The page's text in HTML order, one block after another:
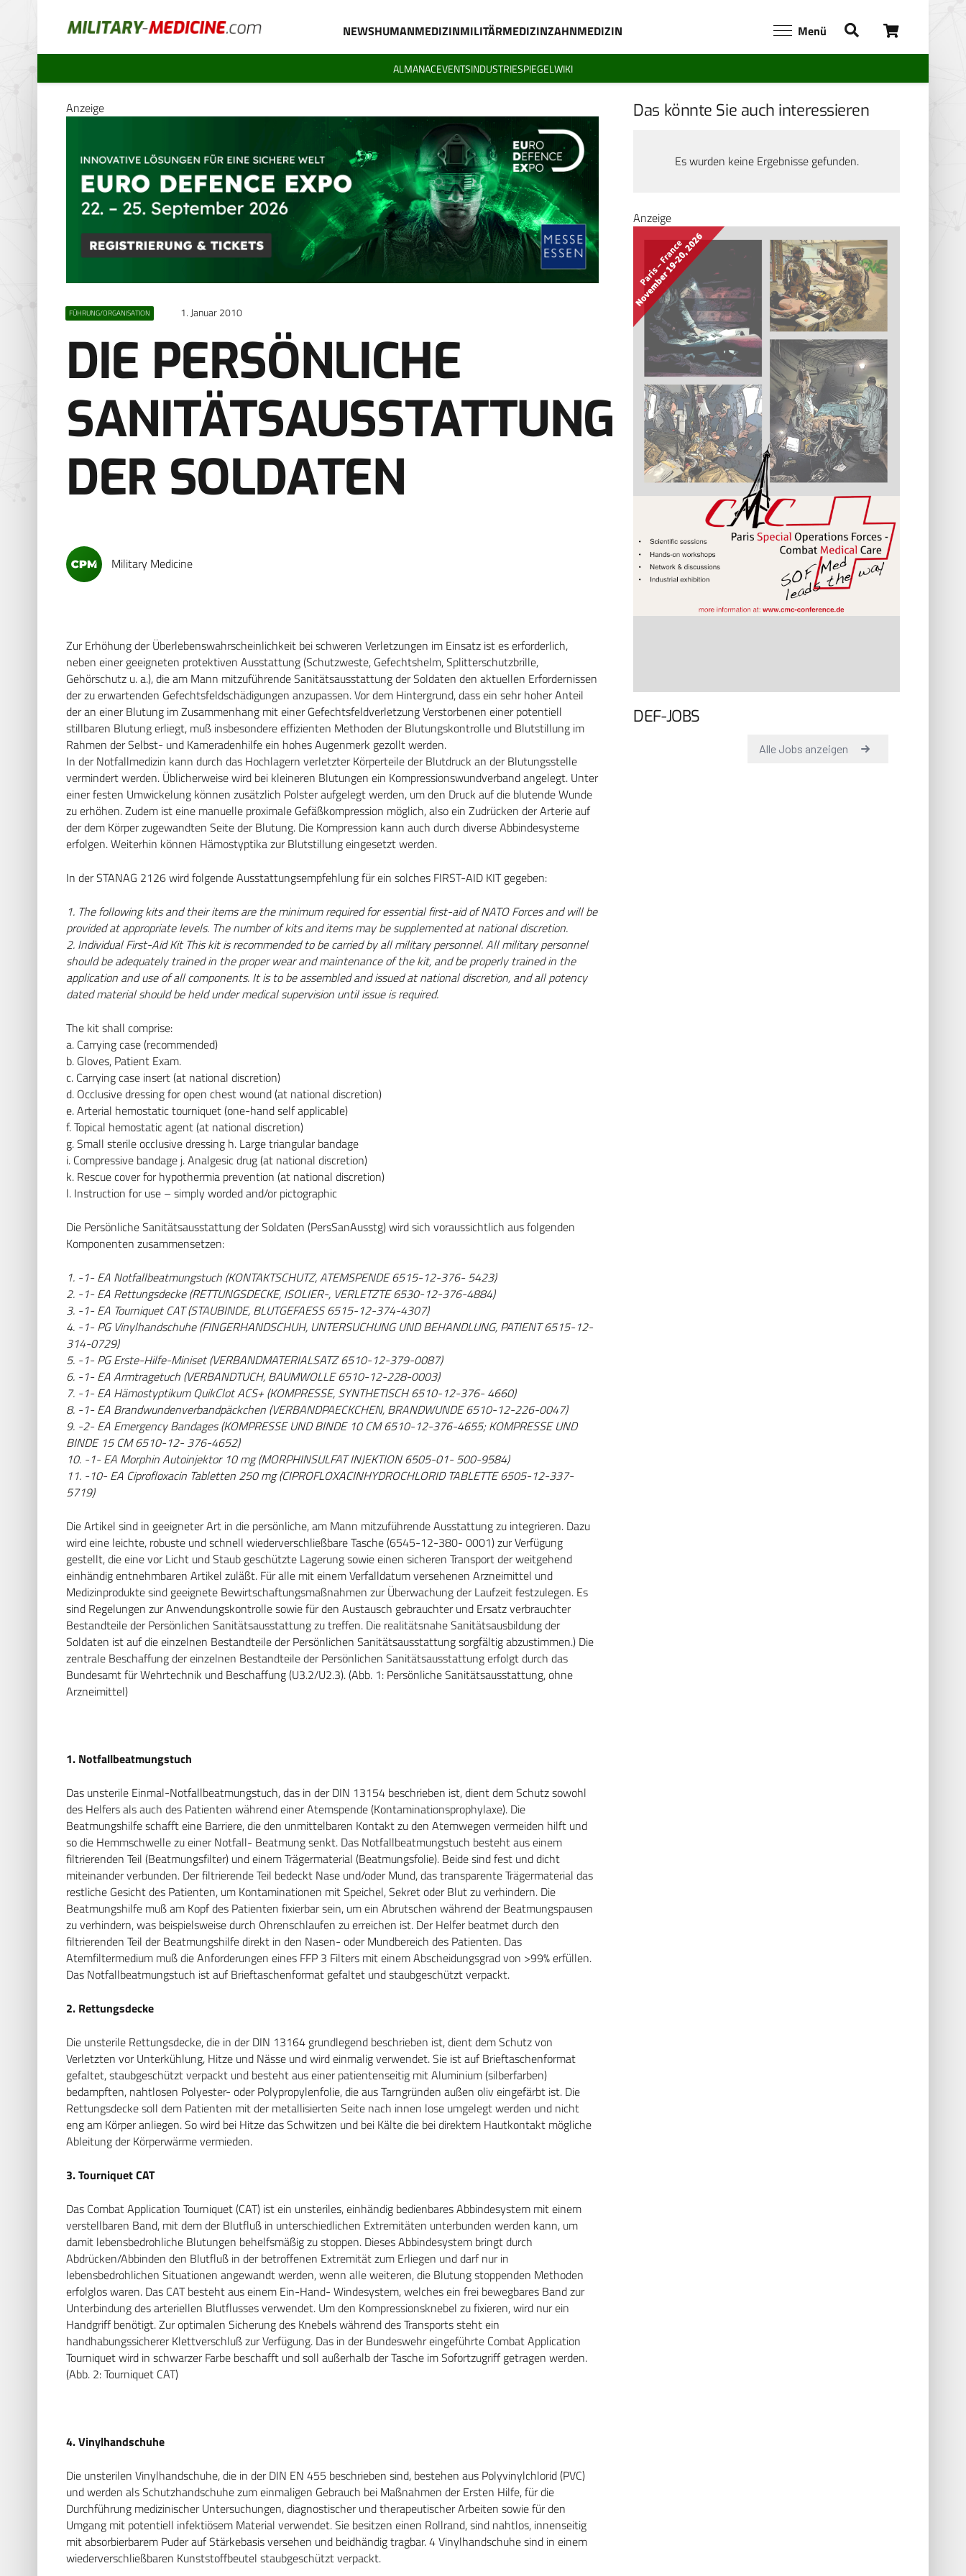
NEWSHUMANMEDIZINMILITÄRMEDIZINZAHNMEDIZIN Menü
ALMANACEVENTSINDUSTRIESPIEGELWIKI
Anzeige
FÜHRUNG/ORGANISATION 1. Januar 2010
DIE PERSÖNLICHE
SANITÄTSAUSSTATTUNG
DER SOLDATEN
Military Medicine
Zur Erhöhung der Überlebenswahrscheinlichkeit bei schweren Verletzungen im Einsatz ist es erforderlich,
neben einer geeigneten protektiven Ausstattung (Schutzweste, Gefechtshelm, Splitterschutzbrille,
Gehörschutz u. a.), die am Mann mitzuführende Sanitätsausstattung der Soldaten den aktuellen Erfordernissen
der zu erwartenden Gefechtsfeldschädigungen anzupassen. Vor dem Hintergrund, dass ein sehr hoher Anteil
der an einer Blutung im Zusammenhang mit einer Gefechtsfeldverletzung Verstorbenen einer potentiell
stillbaren Blutung erliegt, muß insbesondere effizienten Methoden der Blutungskontrolle und Blutstillung im
Rahmen der Selbst- und Kameradenhilfe ein hohes Augenmerk gezollt werden.
In der Notfallmedizin kann durch das Hochlagern verletzter Körperteile der Blutdruck an der Blutungsstelle
vermindert werden. Üblicherweise wird bei kleineren Blutungen ein Kompressionswundverband angelegt. Unter
einer festen Umwickelung können zusätzlich Polster aufgelegt werden, um den Druck auf die blutende Wunde
zu erhöhen. Zudem ist eine manuelle proximale Gefäßkompression möglich, also ein Zudrücken der Arterie auf
der dem Körper zugewandten Seite der Blutung. Die Kompression kann auch durch diverse Abbindesysteme
erfolgen. Weiterhin können Hämostyptika zur Blutstillung eingesetzt werden.
In der STANAG 2126 wird folgende Ausstattungsempfehlung für ein solches FIRST-AID KIT gegeben:
1. The following kits and their items are the minimum required for essential first-aid of NATO Forces and will be
provided at appropriate levels. The number of kits and items may be supplemented at national discretion.
2. Individual First-Aid Kit This kit is recommended to be carried by all military personnel. All military personnel
should be adequately trained in the proper wear and maintenance of the kit, and be properly trained in the
application and use of all components. It is to be assembled and issued at national discretion, and all potency
dated material should be held under medical supervision until issue is required.
The kit shall comprise:
a. Carrying case (recommended)
b. Gloves, Patient Exam.
c. Carrying case insert (at national discretion)
d. Occlusive dressing for open chest wound (at national discretion)
e. Arterial hemostatic tourniquet (one-hand self applicable)
f. Topical hemostatic agent (at national discretion)
g. Small sterile occlusive dressing h. Large triangular bandage
i. Compressive bandage j. Analgesic drug (at national discretion)
k. Rescue cover for hypothermia prevention (at national discretion)
l. Instruction for use – simply worded and/or pictographic
Die Persönliche Sanitätsausstattung der Soldaten (PersSanAusstg) wird sich voraussichtlich aus folgenden
Komponenten zusammensetzen:
1. -1- EA Notfallbeatmungstuch (KONTAKTSCHUTZ, ATEMSPENDE 6515-12-376- 5423)
2. -1- EA Rettungsdecke (RETTUNGSDECKE, ISOLIER-, VERLETZTE 6530-12-376-4884)
3. -1- EA Tourniquet CAT (STAUBINDE, BLUTGEFAESS 6515-12-374-4307)
4. -1- PG Vinylhandschuhe (FINGERHANDSCHUH, UNTERSUCHUNG UND BEHANDLUNG, PATIENT 6515-12-
314-0729)
5. -1- PG Erste-Hilfe-Miniset (VERBANDMATERIALSATZ 6510-12-379-0087)
6. -1- EA Armtragetuch (VERBANDTUCH, BAUMWOLLE 6510-12-228-0003)
7. -1- EA Hämostyptikum QuikClot ACS+ (KOMPRESSE, SYNTHETISCH 6510-12-376- 4660)
8. -1- EA Brandwundenverbandpäckchen (VERBANDPAECKCHEN, BRANDWUNDE 6510-12-226-0047)
9. -2- EA Emergency Bandages (KOMPRESSE UND BINDE 10 CM 6510-12-376-4655; KOMPRESSE UND
BINDE 15 CM 6510-12- 376-4652)
10. -1- EA Morphin Autoinjektor 10 mg (MORPHINSULFAT INJEKTION 6505-01- 500-9584)
11. -10- EA Ciprofloxacin Tabletten 250 mg (CIPROFLOXACINHYDROCHLORID TABLETTE 6505-12-337-
5719)
Die Artikel sind in geeigneter Art in die persönliche, am Mann mitzuführende Ausstattung zu integrieren. Dazu
wird eine leichte, robuste und schnell wiederverschließbare Tasche (6545-12-380- 0001) zur Verfügung
gestellt, die eine vor Licht und Staub geschützte Lagerung sowie einen sicheren Transport der weitgehend
einhändig entnehmbaren Artikel zuläßt. Für alle mit einem Verfalldatum versehenen Arzneimittel und
Medizinprodukte sind geeignete Bewirtschaftungsmaßnahmen zur Überwachung der Laufzeit festzulegen. Es
sind Regelungen zur Anwendungskontrolle sowie für den Austausch gebrauchter und Ersatz verbrauchter
Bestandteile der Persönlichen Sanitätsausstattung zu treffen. Die realitätsnahe Sanitätsausbildung der
Soldaten ist auf die einzelnen Bestandteile der Persönlichen Sanitätsausstattung sorgfältig abzustimmen.) Die
zentrale Beschaffung der einzelnen Bestandteile der Persönlichen Sanitätsausstattung erfolgt durch das
Bundesamt für Wehrtechnik und Beschaffung (U3.2/U2.3). (Abb. 1: Persönliche Sanitätsausstattung, ohne
Arzneimittel)
1. Notfallbeatmungstuch
Das unsterile Einmal-Notfallbeatmungstuch, das in der DIN 13154 beschrieben ist, dient dem Schutz sowohl
des Helfers als auch des Patienten während einer Atemspende (Kontaminationsprophylaxe). Die
Beatmungshilfe schafft eine Barriere, die den unmittelbaren Kontakt zu den Atemwegen vermeiden hilft und
so die Hemmschwelle zu einer Notfall- Beatmung senkt. Das Notfallbeatmungstuch besteht aus einem
filtrierenden Teil (Beatmungsfilter) und einem Trägermaterial (Beatmungsfolie). Beide sind fest und dicht
miteinander verbunden. Der filtrierende Teil bedeckt Nase und/oder Mund, das transparente Trägermaterial das
restliche Gesicht des Patienten, um Kontaminationen mit Speichel, Sekret oder Blut zu verhindern. Die
Beatmungshilfe muß am Kopf des Patienten fixierbar sein, um ein Abrutschen während der Beatmungspausen
zu verhindern, was beispielsweise durch Ohrenschlaufen zu erreichen ist. Der Helfer beatmet durch den
filtrierenden Teil der Beatmungshilfe direkt in den Nasen- oder Mundbereich des Patienten. Das
Atemfiltermedium muß die Anforderungen eines FFP 3 Filters mit einem Abscheidungsgrad von >99% erfüllen.
Das Notfallbeatmungstuch ist auf Brieftaschenformat gefaltet und staubgeschützt verpackt.
2. Rettungsdecke
Die unsterile Rettungsdecke, die in der DIN 13164 grundlegend beschrieben ist, dient dem Schutz von
Verletzten vor Unterkühlung, Hitze und Nässe und wird einmalig verwendet. Sie ist auf Brieftaschenformat
gefaltet, staubgeschützt verpackt und besteht aus einer patientenseitig mit Aluminium (silberfarben)
bedampften, nahtlosen Polyester- oder Polypropylenfolie, die aus Tarngründen außen oliv eingefärbt ist. Die
Rettungsdecke soll dem Patienten mit der metallisierten Seite nach innen lose umgelegt werden und nicht
eng am Körper anliegen. So wird bei Hitze das Schwitzen und bei Kälte die bei direktem Hautkontakt mögliche
Ableitung der Körperwärme vermieden.
3. Tourniquet CAT
Das Combat Application Tourniquet (CAT) ist ein unsteriles, einhändig bedienbares Abbindesystem mit einem
verstellbaren Band, mit dem der Blutfluß in unterschiedlichen Extremitäten unterbunden werden kann, um
damit lebensbedrohliche Blutungen behelfsmäßig zu stoppen. Dieses Abbindesystem bringt durch
Abdrücken/Abbinden den Blutfluß in der betroffenen Extremität zum Erliegen und darf nur in
lebensbedrohlichen Situationen angewandt werden, wenn alle weiteren, die Blutung stoppenden Methoden
erfolglos waren. Das CAT besteht aus einem Ein-Hand- Windesystem, welches ein frei bewegbares Band zur
Unterbindung des arteriellen Blutflusses verwendet. Um den Kompressionsknebel zu fixieren, wird nur ein
Handgriff benötigt. Zur optimalen Sicherung des Knebels während des Transports steht ein
handhabungssicherer Klettverschluß zur Verfügung. Das in der Bundeswehr eingeführte Combat Application
Tourniquet wird in schwarzer Farbe beschafft und soll außerhalb der Tasche im Sofortzugriff getragen werden.
(Abb. 2: Tourniquet CAT)
4. Vinylhandschuhe
Die unsterilen Vinylhandschuhe, die in der DIN EN 455 beschrieben sind, bestehen aus Polyvinylchlorid (PVC)
und werden als Schutzhandschuhe zum einmaligen Gebrauch bei Maßnahmen der Ersten Hilfe, für die
Durchführung medizinischer Untersuchungen, diagnostischer und therapeutischer Arbeiten sowie für den
Umgang mit potentiell infektiösem Material verwendet. Sie besitzen einen Rollrand, sind nahtlos, innenseitig
mit absorbierbarem Puder auf Stärkebasis versehen und beidhändig tragbar. 4 Vinylhandschuhe sind in einem
wiederverschließbaren Kunststoffbeutel staubgeschützt verpackt.
Das könnte Sie auch interessieren
Es wurden keine Ergebnisse gefunden.
Anzeige
DEF-JOBS